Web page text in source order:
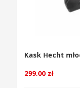
Kask Hecht
299.00 zł